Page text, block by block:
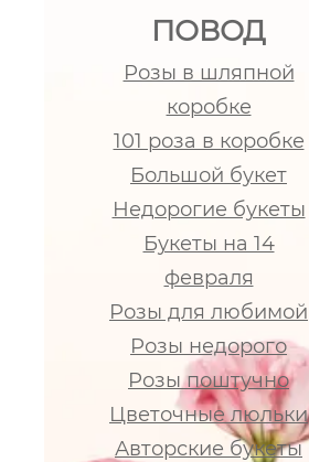
ПОВОД
Розы в шляпной
коробке
101 роза в коробке
Большой букет
Недорогие букеты
Букеты на 14
февраля
Розы для любимой
Розы недорого
Розы поштучно
Цветочные люльки
Авторские букеты